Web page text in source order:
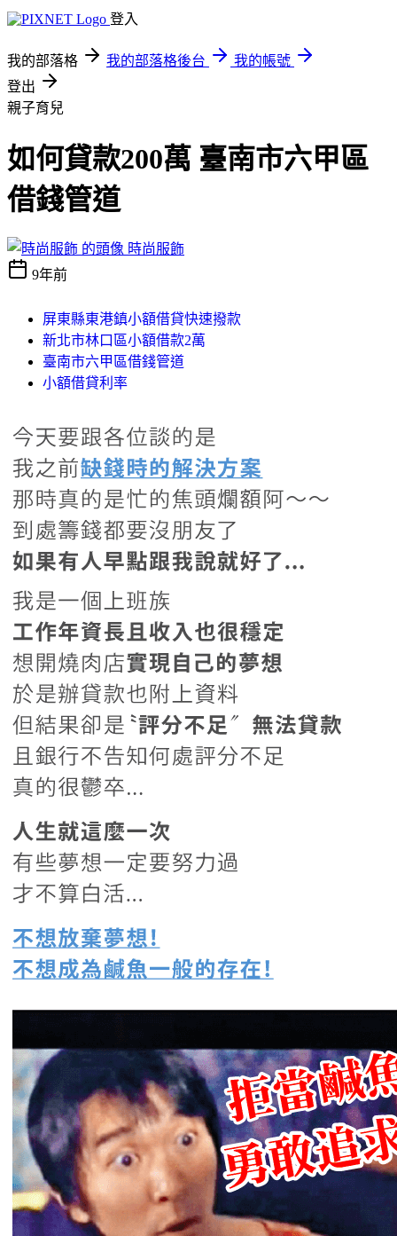
登入
我的部落格 我的部落格後台
我的帳號
登出
親子育兒
如何貸款200萬 臺南市六甲區
借錢管道
時尚服飾
9年前
屏東縣東港鎮小額借貸快速撥款
新北市林口區小額借款2萬
臺南市六甲區借錢管道
小額借貸利率